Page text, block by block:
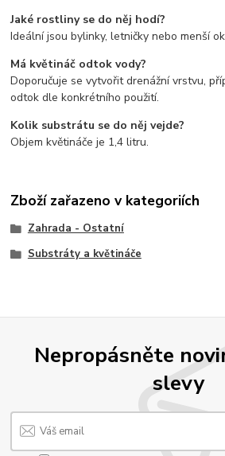
Jaké rostliny se do něj hodí?
Ideální jsou bylinky, letničky nebo menší
Má květináč odtok vody?
Doporučuje se vytvořit drenážní vrstvu,
odtok dle konkrétního použití.
Kolik substrátu se do něj vejde?
Objem květináče je 1,4 litru.
Zboží zařazeno v kategoriích
Zahrada - Ostatní
Substráty a květináče
Nepropásněte
slevy